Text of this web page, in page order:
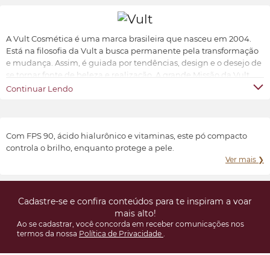
A Vult Cosmética é uma marca brasileira que nasceu em 2004.
Está na filosofia da Vult a busca permanente pela transformação
e mudança. Assim, é guiada por tendências, design e o desejo de
se tornar fonte de beleza e realização. A grande Missão da Vult
Cosmética é oferecer ao universo feminino a possibilidade de ter
Continuar Lendo
Com FPS 90, ácido hialurônico e vitaminas, este pó compacto
controla o brilho, enquanto protege a pele.
Ver mais ❯
Cadastre-se e confira conteúdos para te inspiram a voar
mais alto!
Ao se cadastrar, você concorda em receber comunicações nos
termos da nossa Política de Privacidade .